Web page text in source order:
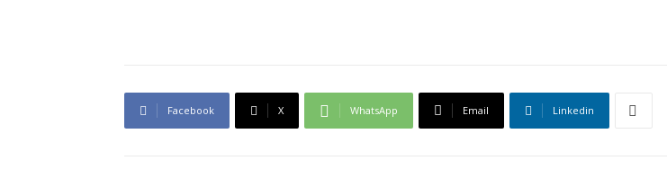
Facebook X WhatsApp Email Linkedin